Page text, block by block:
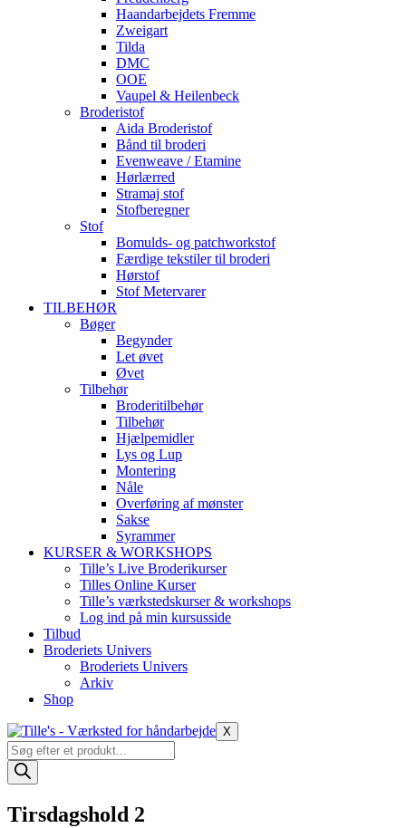
Haandarbejdets Fremme
Zweigart
Tilda
DMC
OOE
Vaupel & Heilenbeck
Broderistof
Aida Broderistof
Bånd til broderi
Evenweave / Etamine
Hørlærred
Stramaj stof
Stofberegner
Stof
Bomulds- og patchworkstof
Færdige tekstiler til broderi
Hørstof
Stof Metervarer
TILBEHØR
Bøger
Begynder
Let øvet
Øvet
Tilbehør
Broderitilbehør
Tilbehør
Hjælpemidler
Lys og Lup
Montering
Nåle
Overføring af mønster
Sakse
Syrammer
KURSER & WORKSHOPS
Tille’s Live Broderikurser
Tilles Online Kurser
Tille’s værkstedskurser & workshops
Log ind på min kursusside
Tilbud
Broderiets Univers
Broderiets Univers
Arkiv
Shop
X
Products
search
Tirsdagshold 2